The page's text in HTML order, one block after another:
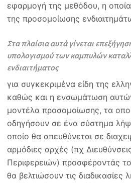
εφαρμογή της μεθόδου, η οποία
της προσομοίωσης
Στα πλαίσια αυτά γίνεται
υπολογισμού των καμπυλών
ενδιαιτήματος
για συγκεκριμένα είδη της
καθώς και η ενσωμάτωση
μοντέλα προσομοίωσης, τα
οδηγήσουν σε ένα σύστημα
οποίο θα απευθύνεται σε
αρμόδιες αρχές (πχ
Περιφερειών) προσφέροντάς
θα βελτιώσουν τις